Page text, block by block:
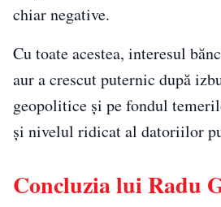
chiar negative.
Cu toate acestea, interesul
aur a crescut puternic după
geopolitice și pe fondul
și nivelul ridicat al datoriilor
Concluzia lui Radu